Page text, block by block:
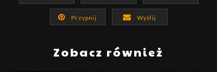
Przypnij Wyślij
Zobacz również